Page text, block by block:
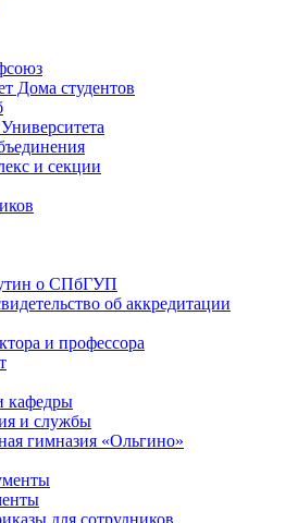
Дома студентов
и секции
о СПбГУП
об аккредитации
и профессора
кафедры
и службы
гимназия «Ольгино»
для сотрудников